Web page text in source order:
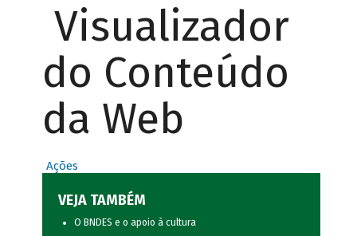
Visualizador
do Conteúdo
da Web
Ações
VEJA TAMBÉM
O BNDES e o apoio à cultura